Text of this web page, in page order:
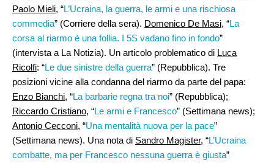
Paolo Mieli, “L’Ucraina, la guerra, le armi e una rischiosa
commedia” (Corriere della sera). Domenico De Masi, “La
corsa al riarmo è una follia. I 5S vadano fino in fondo”
(intervista a La Notizia). Un articolo problematico di Luca
Ricolfi: “Le due sinistre della guerra” (Repubblica). Tre
posizioni vicine alla condanna del riarmo da parte del papa:
Enzo Bianchi, “La barbarie regna tra noi” (Repubblica);
Riccardo Cristiano, “Le armi e Francesco” (Settimana news);
Antonio Cecconi, “Una mentalità nuova per la pace”
(Settimana news). Una nota di Sandro Magister, “L’Ucraina
combatte, ma per Francesco nessuna guerra è giusta”